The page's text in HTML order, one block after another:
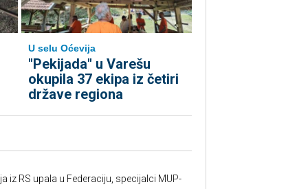
U selu Oćevija
"Pekijada" u Varešu
okupila 37 ekipa iz četiri
države regiona
iz RS upala u Federaciju, specijalci MUP-